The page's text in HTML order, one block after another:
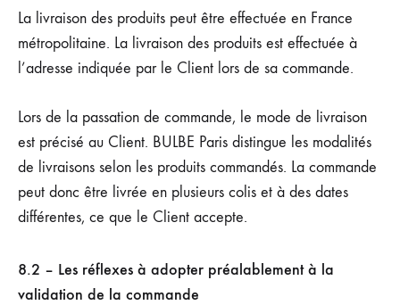
La livraison des produits peut être effectuée en France
métropolitaine. La livraison des produits est effectuée à
l’adresse indiquée par le Client lors de sa commande.
Lors de la passation de commande, le mode de livraison
est précisé au Client. BULBE Paris distingue les modalités
de livraisons selon les produits commandés. La commande
peut donc être livrée en plusieurs colis et à des dates
différentes, ce que le Client accepte.
8.2 – Les réflexes à adopter préalablement à la
validation de la commande